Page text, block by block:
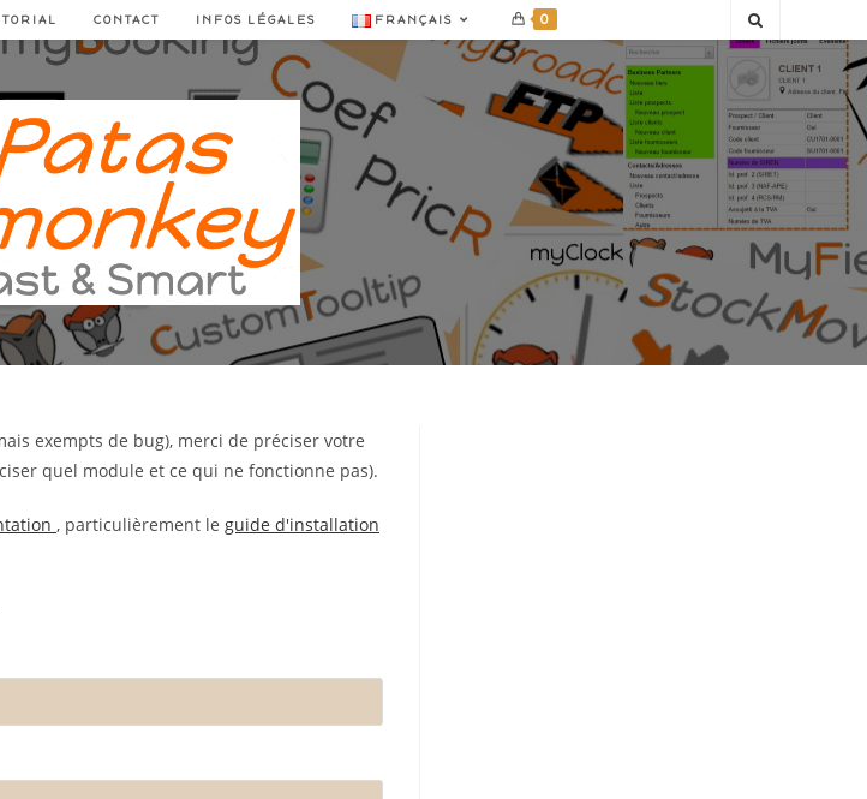
CONTACT INFOS LÉGALES FRANÇAIS 0
exempts de bug), merci de préciser votre
quel module et ce qui ne fonctionne pas).
, particulièrement le guide d'installation